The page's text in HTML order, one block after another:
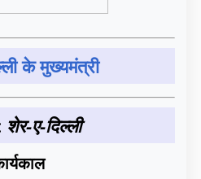
के मुख्यमंत्री
शेर-ए-दिल्ली